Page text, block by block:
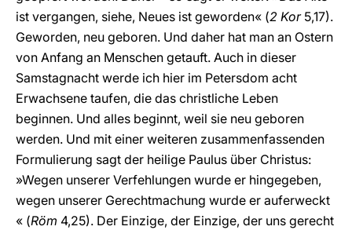
ist vergangen, siehe, Neues ist geworden« (2 Kor 5,17).
Geworden, neu geboren. Und daher hat man an Ostern
von Anfang an Menschen getauft. Auch in dieser
Samstagnacht werde ich hier im Petersdom acht
Erwachsene taufen, die das christliche Leben
beginnen. Und alles beginnt, weil sie neu geboren
werden. Und mit einer weiteren zusammenfassenden
Formulierung sagt der heilige Paulus über Christus:
»Wegen unserer Verfehlungen wurde er hingegeben,
wegen unserer Gerechtmachung wurde er auferweckt
« (Röm 4,25). Der Einzige, der Einzige, der uns gerecht